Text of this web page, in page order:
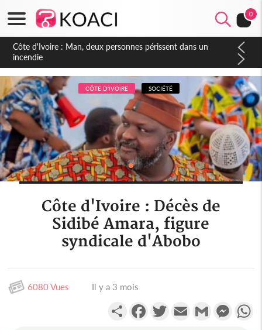
0
Côte d'Ivoire : Séileu, la célébration de la fête nationale
transformée en vaste campagne contre les produits
dépigmentants dangereux
CÔTE D'IVOIRE SOCIÉTÉ
Côte d'Ivoire : Décès de
Sidibé Amara, figure
syndicale d'Abobo
6080 Vues Il y a 3 mois
PartagerFacebookTwitterEmail Gmail